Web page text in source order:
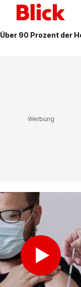
Über 90 Prozent der